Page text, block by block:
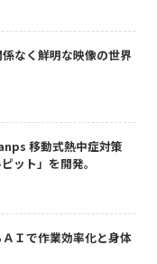
なく鮮明な映像の世界
移動式熱中症対策
ット」を開発。
Ｉで作業効率化と身体